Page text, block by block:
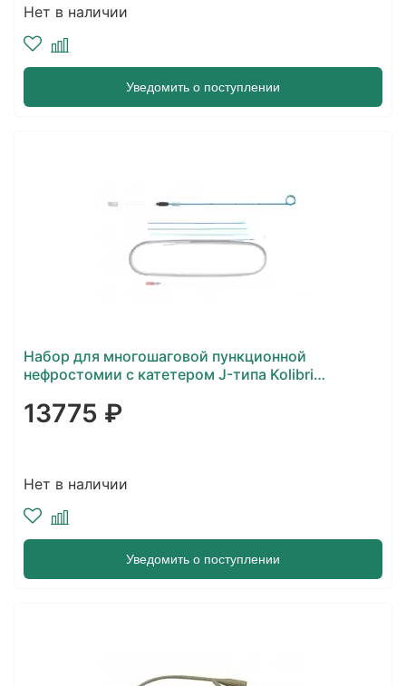
Нет в наличии
Уведомить о поступлении
Набор для многошаговой пункционной
нефростомии с катетером J-типа Kolibri
13775 ₽
Нет в наличии
Уведомить о поступлении